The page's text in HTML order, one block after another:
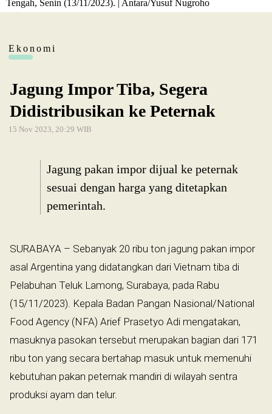
Tengah, Senin (13/11/2023). | Antara/Yusuf Nugroho
Ekonomi
Jagung Impor Tiba, Segera
Didistribusikan ke Peternak
15 Nov 2023, 20:29 WIB
Jagung pakan impor dijual ke peternak
sesuai dengan harga yang ditetapkan
pemerintah.
SURABAYA – Sebanyak 20 ribu ton jagung pakan impor
asal Argentina yang didatangkan dari Vietnam tiba di
Pelabuhan Teluk Lamong, Surabaya, pada Rabu
(15/11/2023). Kepala Badan Pangan Nasional/National
Food Agency (NFA) Arief Prasetyo Adi mengatakan,
masuknya pasokan tersebut merupakan bagian dari 171
ribu ton yang secara bertahap masuk untuk memenuhi
kebutuhan pakan peternak mandiri di wilayah sentra
produksi ayam dan telur.